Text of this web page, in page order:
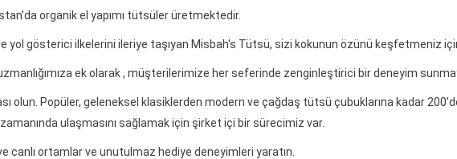
organik el yapımı tütsüler üretmektedir.
yol gösterici ilkelerini ileriye taşıyan Misbah's Tütsü, sizi kokunun özünü keşfetmeniz
ek olarak , müşterilerimize her seferinde zenginleştirici bir deneyim
olun. Popüler, geleneksel klasiklerden modern ve çağdaş tütsü çubuklarına kadar
ulaşmasını sağlamak için şirket içi bir sürecimiz var.
canlı ortamlar ve unutulmaz hediye deneyimleri yaratın.